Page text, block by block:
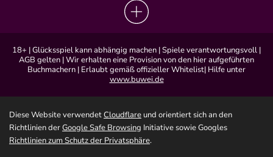
18+ | Glücksspiel kann abhängig machen | Spiele verantwortungsvoll |
AGB gelten | Wir erhalten eine Provision von den hier aufgeführten
Buchmachern | Erlaubt gemäß offizieller Whitelist| Hilfe unter
www.buwei.de
Diese Website verwendetCloudflare und orientiert sich an den
Richtlinien derGoogle Safe Browsing Initiative sowie Googles
Richtlinien zum Schutz der Privatsphäre.